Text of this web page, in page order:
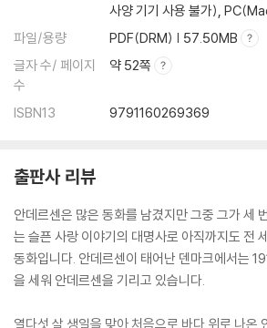
사양 기기 사용 불가),
파일/용량
PDF(DRM) | 57.50MB
글자 수/ 페이지
수
약 52쪽
ISBN13 9791160269369
출판사 리뷰
안데르센은 많은 동화를 남겼지만 그중 그가 세
는 슬픈 사랑 이야기의 대명사로 아직까지도 전
동화입니다. 안데르센이 태어난 덴마크에서는
을 세워 안데르센을 기리고 있습니다.
열다섯 살 생일을 맞아 처음으로 바다 위로 나온